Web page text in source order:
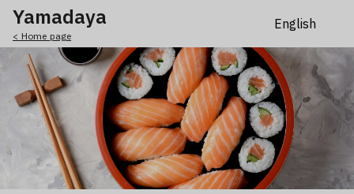
Yamadaya
< Home page